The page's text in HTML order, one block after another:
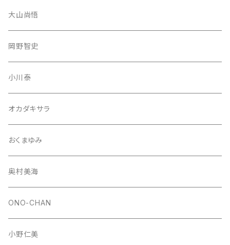
大山尚悟
岡野智史
小川泰
オカダキサラ
おくまゆみ
奥村美海
ONO-CHAN
小野仁美